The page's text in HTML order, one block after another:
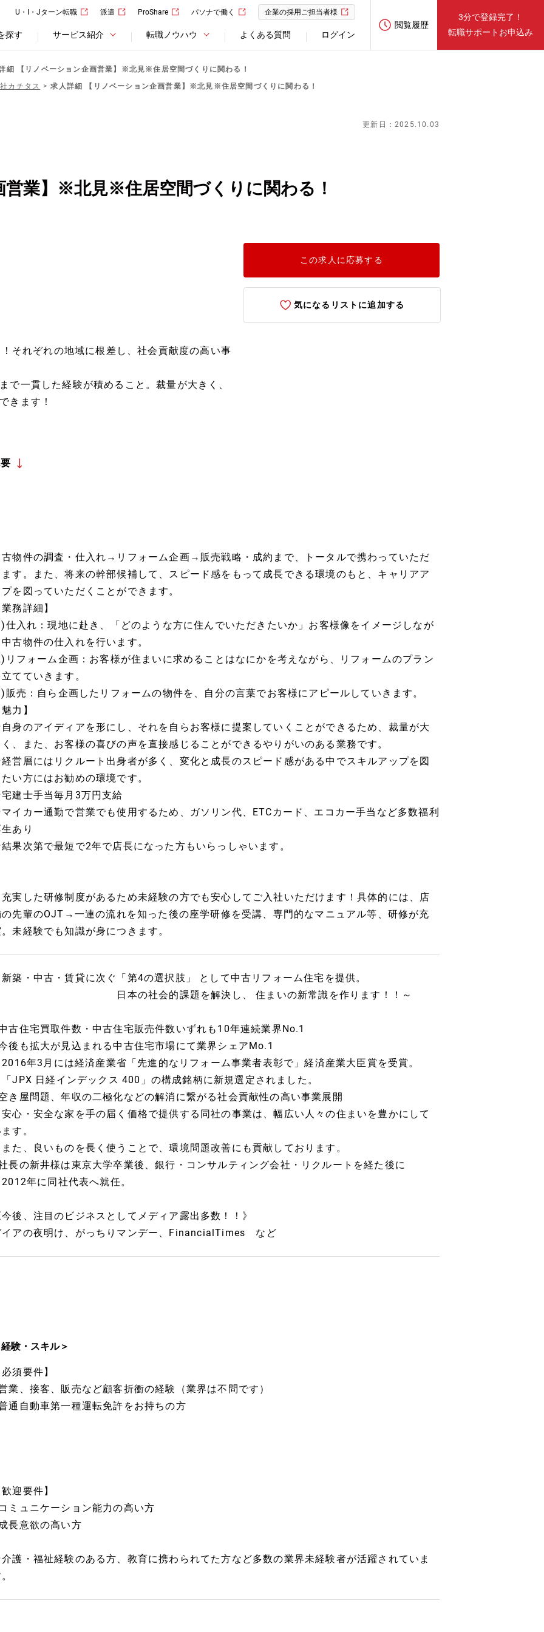
U・I・Jターン転職 派遣 ProShare パソナで働く 企業の採用ご担当者様
探す サービス紹介 転職ノウハウ よくある質問 ログイン
閲覧履歴
3分で登録完了！
転職サポートお申込み
細 【リノベーション企画営業】※北見※住居空間づくりに関わる！
カチタス
求人詳細 【リノベーション企画営業】※北見※住居空間づくりに関わる！
更新日：2025.10.03
営業】※北見※住居空間づくりに関わる！
それぞれの地域に根差し、社会貢献度の高い事
で一貫した経験が積めること。裁量が大きく、
きます！
この求人に応募する
気になるリストに追加する
古物件の調査・仕入れ→リフォーム企画→販売戦略・成約まで、トータルで携わっていただ
す。また、将来の幹部候補して、スピード感をもって成長できる環境のもと、キャリアア
を図っていただくことができます。
務詳細】
仕入れ：現地に赴き、「どのような方に住んでいただきたいか」お客様像をイメージしなが
古物件の仕入れを行います。
リフォーム企画：お客様が住まいに求めることはなにかを考えながら、リフォームのプラン
てていきます。
販売：自ら企画したリフォームの物件を、自分の言葉でお客様にアピールしていきます。
力】
身のアイディアを形にし、それを自らお客様に提案していくことができるため、裁量が大
、また、お客様の喜びの声を直接感じることができるやりがいのある業務です。
営層にはリクルート出身者が多く、変化と成長のスピード感がある中でスキルアップを図
い方にはお勧めの環境です。
建士手当毎月3万円支給
イカー通勤で営業でも使用するため、ガソリン代、ETCカード、エコカー手当など多数福利
あり
果次第で最短で2年で店長になった方もいらっしゃいます。
実した研修制度があるため未経験の方でも安心してご入社いただけます！具体的には、店
の先輩のOJT→一連の流れを知った後の座学研修を受講、専門的なマニュアル等、研修が充
未経験でも知識が身につきます。
築・中古・賃貸に次ぐ「第4の選択肢」 として中古リフォーム住宅を提供。
本の社会的課題を解決し、 住まいの新常識を作ります！！～
古住宅買取件数・中古住宅販売件数いずれも10年連続業界No.1
後も拡大が見込まれる中古住宅市場にて業界シェアMo.1
年3月には経済産業省「先進的なリフォーム事業者表彰で」経済産業大臣賞を受賞。
JPX 日経インデックス 400」の構成銘柄に新規選定されました。
き屋問題、年収の二極化などの解消に繋がる社会貢献性の高い事業展開
心・安全な家を手の届く価格で提供する同社の事業は、幅広い人々の住まいを豊かにして
す。
た、良いものを長く使うことで、環境問題改善にも貢献しております。
長の新井様は東京大学卒業後、銀行・コンサルティング会社・リクルートを経た後に
年に同社代表へ就任。
後、注目のビジネスとしてメディア露出多数！！》
イアの夜明け、がっちりマンデー、FinancialTimes など
験・スキル＞
須要件】
業、接客、販売など顧客折衝の経験（業界は不問です）
通自動車第一種運転免許をお持ちの方
迎要件】
ミュニケーション能力の高い方
長意欲の高い方
護・福祉経験のある方、教育に携わられてた方など多数の業界未経験者が活躍されていま